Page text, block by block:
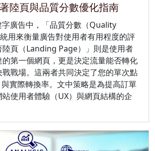
陸頁與品質分數優化指南
廣告中，「品質分數（Quality
用來衡量廣告對使用者有用程度的評
陸頁（Landing Page）」則是使用者
第一個網頁，更是決定流量能否轉化
戰場。這兩者共同決定了您的單次點
實際轉換率。文中策略是為提高訂單
使用者體驗（UX）與網頁結構的企